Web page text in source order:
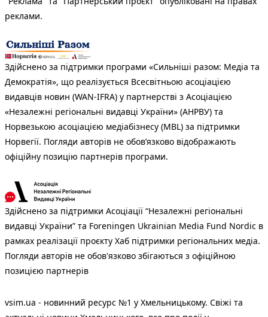
реклами.
Здійснено за підтримки програми «Сильніші разом: Медіа та
Демократія», що реалізується Всесвітньою асоціацією
видавців новин (WAN-IFRA) у партнерстві з Асоціацією
«Незалежні регіональні видавці України» (АНРВУ) та
Норвезькою асоціацією медіабізнесу (MBL) за підтримки
Норвегії. Погляди авторів не обов’язково відображають
офіційну позицію партнерів програми.
Здійснено за підтримки Асоціації “Незалежні регіональні
видавці України” та Foreningen Ukrainian Media Fund Nordic в
рамках реалізації проєкту Хаб підтримки регіональних медіа.
Погляди авторів не обов'язково збігаються з офіційною
позицією партнерів
vsim.ua - новинний ресурс №1 у Хмельницькому. Свіжі та